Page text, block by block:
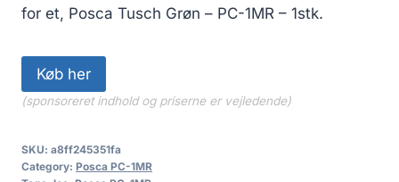
for et, Posca Tusch Grøn – PC-1MR – 1stk.
Køb her
(sponsoreret indhold og priserne er vejledende)
SKU: a8ff245351fa
Category: Posca PC-1MR